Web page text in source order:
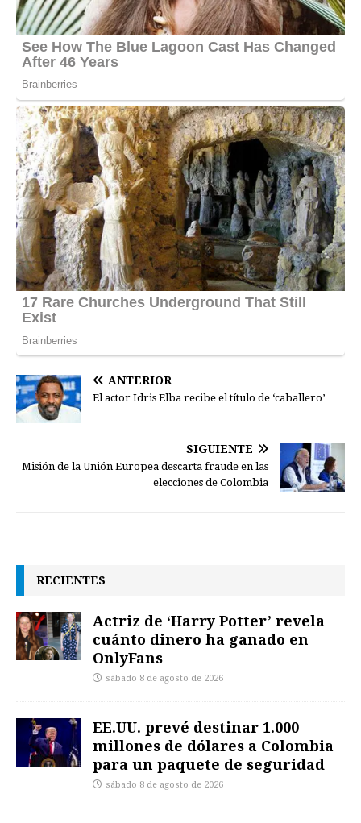
ANTERIOR
El actor Idris Elba recibe el título de ‘caballero’
SIGUIENTE
Misión de la Unión Europea descarta fraude en las
elecciones de Colombia
RECIENTES
Actriz de ‘Harry Potter’ revela
cuánto dinero ha ganado en
OnlyFans
sábado 8 de agosto de 2026
EE.UU. prevé destinar 1.000
millones de dólares a Colombia
para un paquete de seguridad
sábado 8 de agosto de 2026